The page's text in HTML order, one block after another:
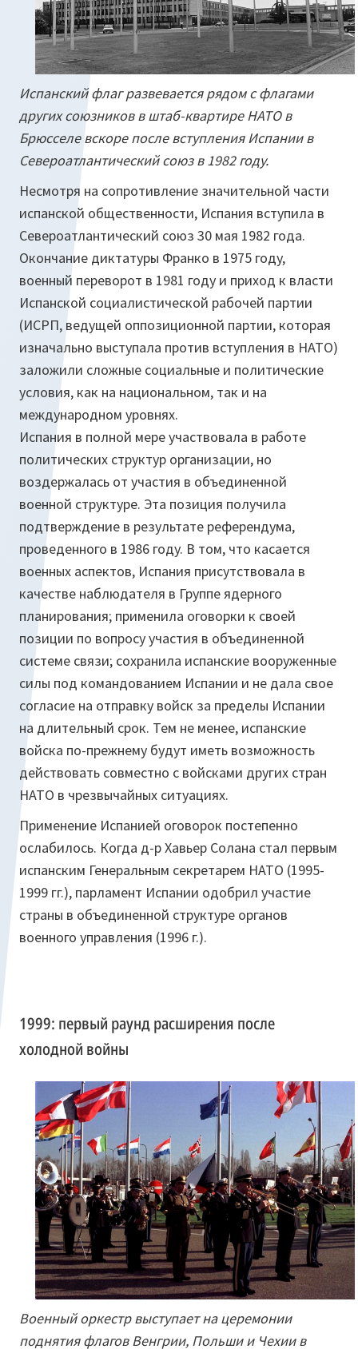
Испанский флаг развевается рядом с флагами
других союзников в штаб-квартире НАТО в
Брюсселе вскоре после вступления Испании в
Североатлантический союз в 1982 году.
Несмотря на сопротивление значительной части
испанской общественности, Испания вступила в
Североатлантический союз 30 мая 1982 года.
Окончание диктатуры Франко в 1975 году,
военный переворот в 1981 году и приход к власти
Испанской социалистической рабочей партии
(ИСРП, ведущей оппозиционной партии, которая
изначально выступала против вступления в НАТО)
заложили сложные социальные и политические
условия, как на национальном, так и на
международном уровнях.
Испания в полной мере участвовала в работе
политических структур организации, но
воздержалась от участия в объединенной
военной структуре. Эта позиция получила
подтверждение в результате референдума,
проведенного в 1986 году. В том, что касается
военных аспектов, Испания присутствовала в
качестве наблюдателя в Группе ядерного
планирования; применила оговорки к своей
позиции по вопросу участия в объединенной
системе связи; сохранила испанские вооруженные
силы под командованием Испании и не дала свое
согласие на отправку войск за пределы Испании
на длительный срок. Тем не менее, испанские
войска по-прежнему будут иметь возможность
действовать совместно с войсками других стран
НАТО в чрезвычайных ситуациях.
Применение Испанией оговорок постепенно
ослабилось. Когда д-р Хавьер Солана стал первым
испанским Генеральным секретарем НАТО (1995-
1999 гг.), парламент Испании одобрил участие
страны в объединенной структуре органов
военного управления (1996 г.).
1999: первый раунд расширения после
холодной войны
Военный оркестр выступает на церемонии
поднятия флагов Венгрии, Польши и Чехии в